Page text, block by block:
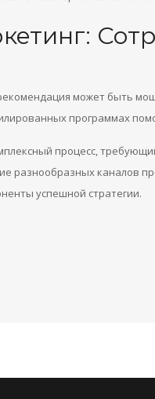
может быть
программах
процесс,
разнообразных каналов
успешной стратегии.